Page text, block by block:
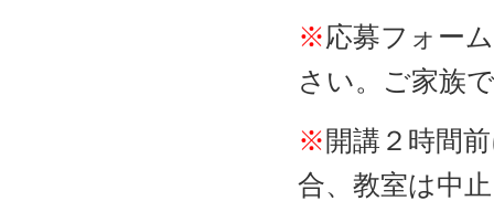
※応募フォー
さい。ご家族
※ 開講２時間
合、教室は中